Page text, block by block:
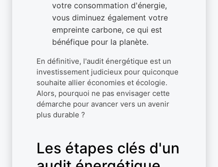
votre consommation d'énergie,
vous diminuez également votre
empreinte carbone, ce qui est
bénéfique pour la planète.
En définitive, l'audit énergétique est un
investissement judicieux pour quiconque
souhaite allier économies et écologie.
Alors, pourquoi ne pas envisager cette
démarche pour avancer vers un avenir
plus durable ?
Les étapes clés d'un